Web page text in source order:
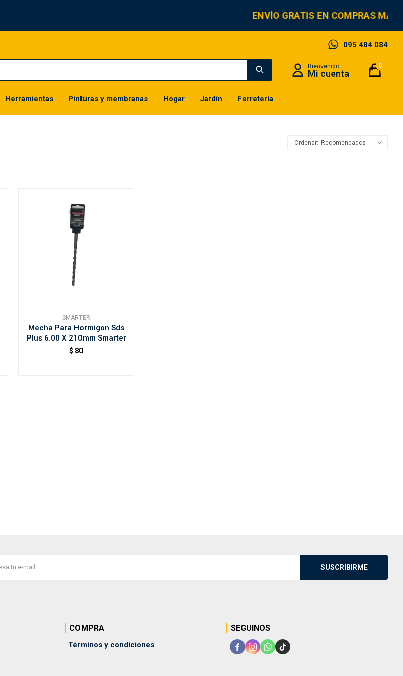
ENVÍO GRATIS EN COMPRAS
Herramientas Pinturas y membranas Hogar Jardín Ferretería
0
095 484 084
Recomendados
SMARTER
Mecha Para Hormigon Sds
Plus 6.00 X 210mm Smarter
$ 80
SUSCRIBIRME
COMPRA
Términos y condiciones
SEGUINOS
   